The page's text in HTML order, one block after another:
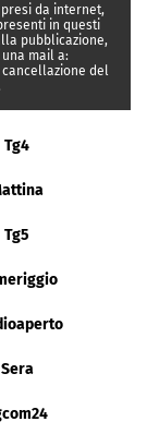
da internet,
in questi
pubblicazione,
mail a:
del
Tg4
Tg5
Sera